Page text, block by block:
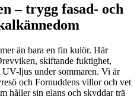
– trygg fasad- och
än bara en fin kulör. Här
skiftande fuktighet,
ljus under sommaren. Vi är
och Fornuddens villor och vet
håller sin glans och skyddar trä